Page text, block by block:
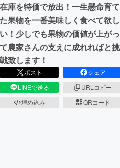
在庫を特価で放出！一生懸命育て
た果物を一番美味しく食べて欲し
い！少しでも果物の価値が上がっ
て農家さんの支えに成れればと挑
戦致します！
ポスト
シェア
LINEで送る
URLコピー
埋め込み
QRコード